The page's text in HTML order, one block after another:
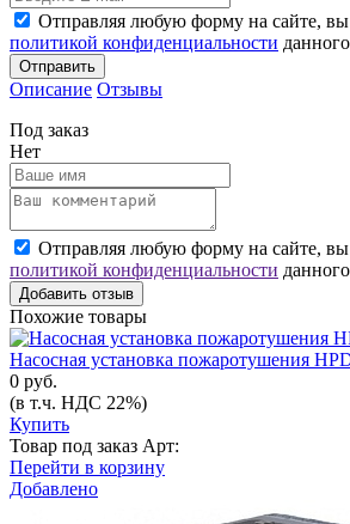
Отправляя любую форму на сайте, вы
политикой конфиденциальности
Отправить
Описание Отзывы
Под заказ
Нет
Отправляя любую форму на сайте, вы
политикой конфиденциальности
Добавить отзыв
Похожие товары
Насосная установка пожаротушения
0 руб.
(в т.ч. НДС 22%)
Купить
Товар под заказ Арт:
Перейти в корзину
Добавлено